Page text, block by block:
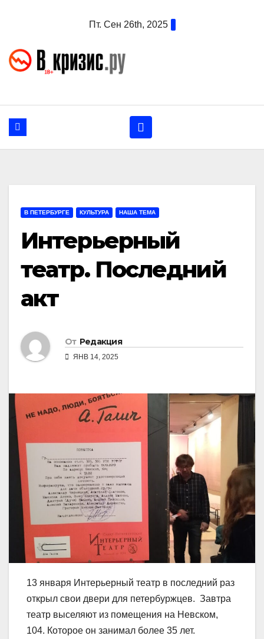
Пт. Сен 26th, 2025
В ПЕТЕРБУРГЕ КУЛЬТУРА НАША ТЕМА
Интерьерный
театр. Последний
акт
От Редакция
ЯНВ 14, 2025
13 января Интерьерный театр в последний раз
открыл свои двери для петербуржцев. Завтра
театр выселяют из помещения на Невском,
104. Которое он занимал более 35 лет.